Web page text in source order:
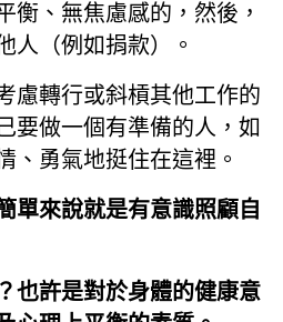
衡、無焦慮感的，然後，
人（例如捐款）。
慮轉行或斜槓其他工作的
要做一個有準備的人，如
、勇氣地挺住在這裡。
單來說就是有意識照顧自
也許是對於身體的健康意